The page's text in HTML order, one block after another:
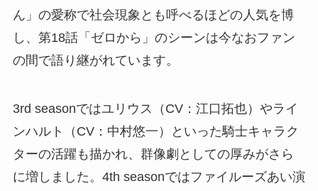
ん」の愛称で社会現象とも呼べるほどの人気を博
し、第18話「ゼロから」のシーンは今なおファン
の間で語り継がれています。
3rd seasonではユリウス（CV：江口拓也）やライ
ンハルト（CV：中村悠一）といった騎士キャラク
ターの活躍も描かれ、群像劇としての厚みがさら
に増しました。4th seasonではファイルーズあい演